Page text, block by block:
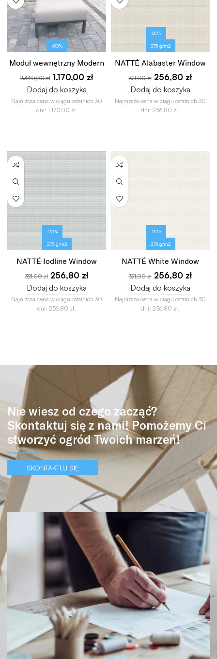
-50%
Moduł wewnętrzny Modern
2.340,00zł 1.170,00 zł
Dodaj do koszyka
Najniższa cena w ciągu ostatnich 30
dni: 1.170,00 zł.
-20%
275 g/m2
NATTÉ Alabaster Window
321,00zł 256,80 zł
Dodaj do koszyka
Najniższa cena w ciągu ostatnich 30
dni: 256,80 zł.
-20%
275 g/m2
NATTÉ Iodline Window
321,00zł 256,80 zł
Dodaj do koszyka
Najniższa cena w ciągu ostatnich 30
dni: 256,80 zł.
-20%
275 g/m2
NATTÉ White Window
321,00zł 256,80 zł
Dodaj do koszyka
Najniższa cena w ciągu ostatnich 30
dni: 256,80 zł.
Nie wiesz od czego zacząć?
Skontaktuj się z nami! Pomożemy Ci
stworzyć ogród Twoich marzeń!
SKONTAKTUJ SIĘ